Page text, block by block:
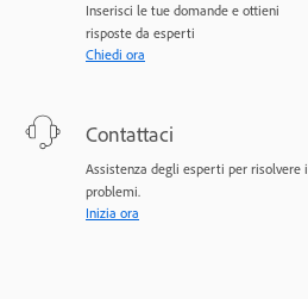
Inserisci le tue domande e ottieni
risposte da esperti
Chiedi ora
Contattaci
Assistenza degli esperti per risolvere i
problemi.
Inizia ora